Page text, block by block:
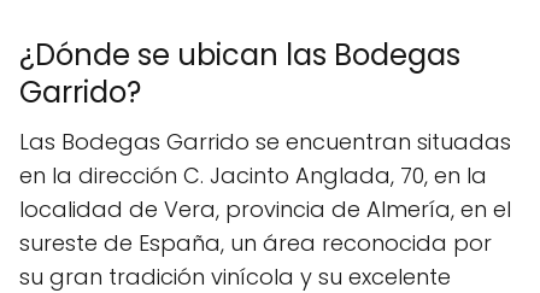
¿Dónde se ubican las Bodegas
Garrido?
Las Bodegas Garrido se encuentran situadas
en la dirección C. Jacinto Anglada, 70, en la
localidad de Vera, provincia de Almería, en el
sureste de España, un área reconocida por
su gran tradición vinícola y su excelente